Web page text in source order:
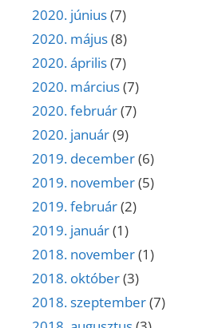
2020. június(7)
2020. május(8)
2020. április(7)
2020. március(7)
2020. február(7)
2020. január(9)
2019. december(6)
2019. november(5)
2019. február(2)
2019. január(1)
2018. november(1)
2018. október(3)
2018. szeptember(7)